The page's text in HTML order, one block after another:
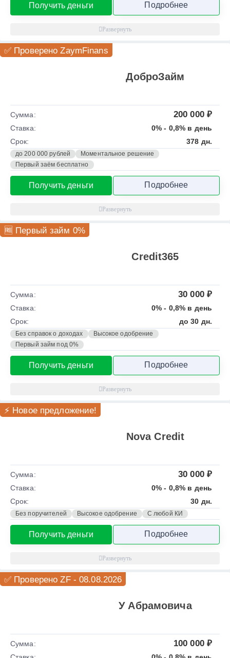
Получить деньги Подробнее
✅ Проверено ZaymFinans
ДоброЗайм
Сумма: 200 000 ₽
Ставка:
0% - 0,8% в день
Срок:
378 дн.
до 200 000 рублей
Моментальное решение
Первый заём бесплатно
Получить деньги Подробнее
🆓 Первый займ 0%
Credit365
Сумма: 30 000 ₽
Ставка:
0% - 0,8% в день
Срок:
до 30 дн.
Без справок о доходах
Высокое одобрение
Первый займ под 0%
Получить деньги Подробнее
⚡ Новое предложение!
Nova Credit
Сумма: 30 000 ₽
Ставка:
0% - 0,8% в день
Срок:
30 дн.
Без поручителей Высокое одобрение С любой КИ
Получить деньги Подробнее
✅ Проверено ZF - 08.08.2026
У Абрамовича
Сумма: 100 000 ₽